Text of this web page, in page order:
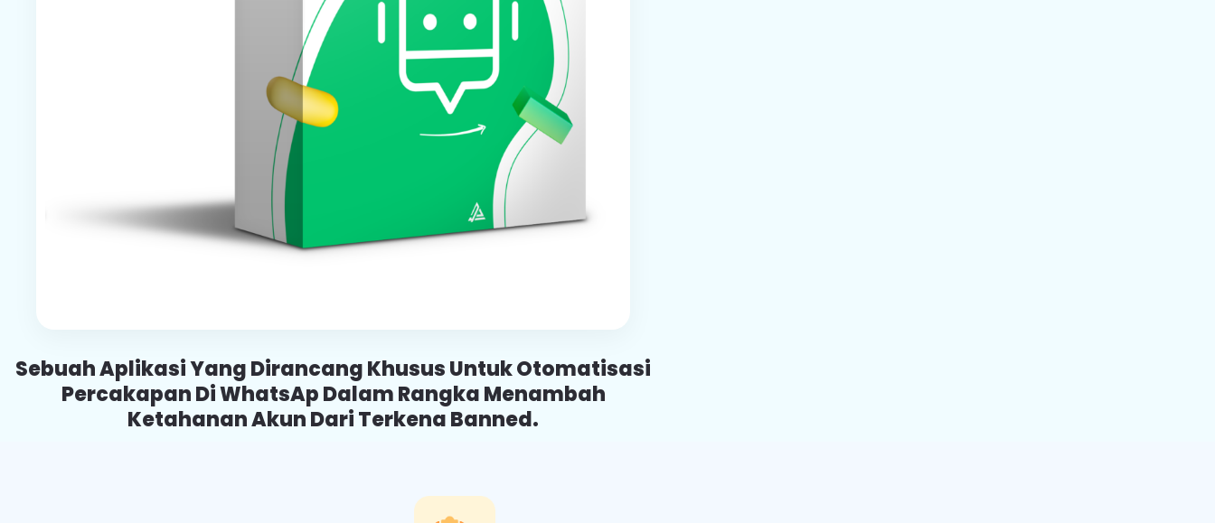
Sebuah Aplikasi Yang Dirancang Khusus Untuk Otomatisasi
Percakapan Di WhatsAp Dalam Rangka Menambah
Ketahanan Akun Dari Terkena Banned.